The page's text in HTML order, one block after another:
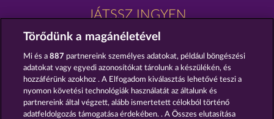
JÁTSSZ INGYEN
EGGSTRA WILDS THE THREE MUSKETEERS
Törődünk a magánéletével
Mi és a887 partnereink személyes adatokat, például böngészési
adatokat vagy egyedi azonosítókat tárolunk a készülékén, és
hozzáférünk azokhoz . A Elfogadom kiválasztás lehetővé teszi a
nyomon követési technológiák használatát az általunk és
partnereink által végzett, alább ismertetett célokból történő
adatfeldolgozás támogatása érdekében. . A Összes elutasítása